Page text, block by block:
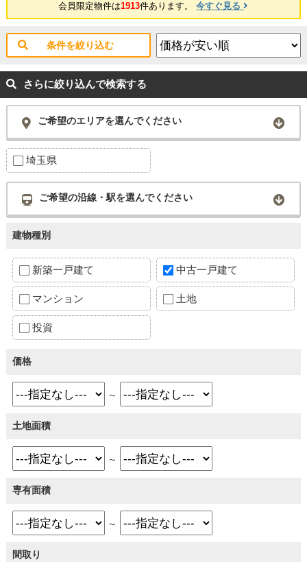
会員限定物件は1913件あります。今すぐ見る
条件を絞り込む
さらに絞り込んで検索する
ご希望のエリアを選んでください
埼玉県
ご希望の沿線・駅を選んでください
建物種別
新築一戸建て 中古一戸建て
マンション 土地
投資
価格
～
土地面積
～
専有面積
～
間取り